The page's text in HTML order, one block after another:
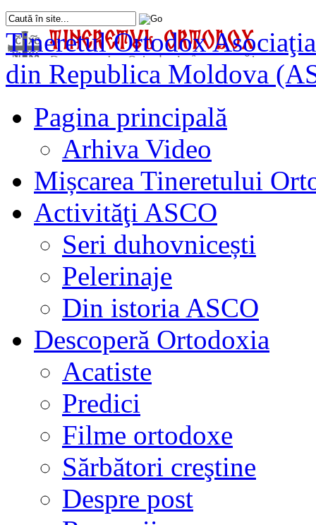
Tineretul Ortodox
din Republica Moldova
Pagina principală
Arhiva Video
Mișcarea Tineretului
Activităţi ASCO
Seri duhovnicești
Pelerinaje
Din istoria ASCO
Descoperă Ortodoxia
Acatiste
Predici
Filme ortodoxe
Sărbători creştine
Despre post